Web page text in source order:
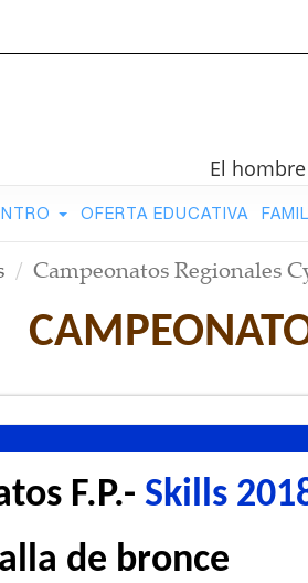
El
OFERTA EDUCATIVA
Campeonatos Regionales
F.P.- Skills
de bronce